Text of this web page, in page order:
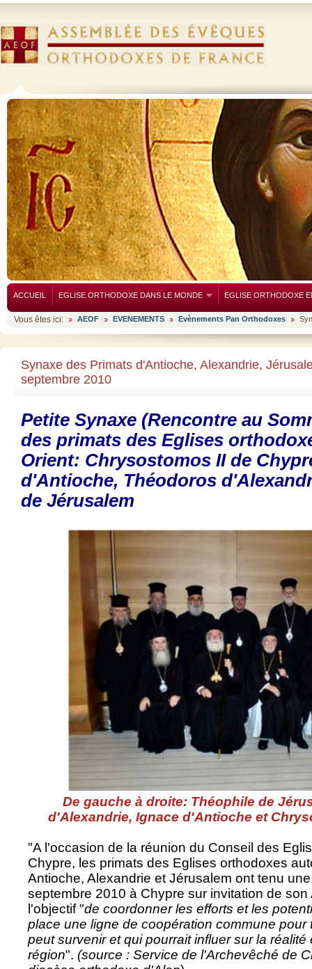
ACCUEIL EGLISE ORTHODOXE DANS LE MONDE EGLISE ORTHODOXE
Vous êtes ici: AEOF EVENEMENTS Evènements Pan Orthodoxes
Synaxe des Primats d'Antioche, Alexandrie,
septembre 2010
Petite Synaxe (Rencontre au
des primats des Eglises
Orient: Chrysostomos II de
d'Antioche, Théodoros
de Jérusalem
De gauche à droite: Théophile de
d'Alexandrie, Ignace d'Antioche et
"A l'occasion de la réunion du Conseil des
Chypre, les primats des Eglises orthodoxes
Antioche, Alexandrie et Jérusalem ont tenu
septembre 2010 à Chypre sur invitation de
l'objectif "de coordonner les efforts et les
place une ligne de coopération commune pour
peut survenir et qui pourrait influer sur la
région". (source : Service de l'Archevêché de